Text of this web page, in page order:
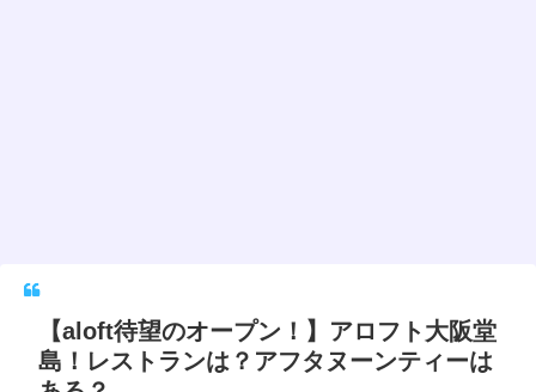
【aloft待望のオープン！】アロフト大阪堂
島！レストランは？アフタヌーンティーは